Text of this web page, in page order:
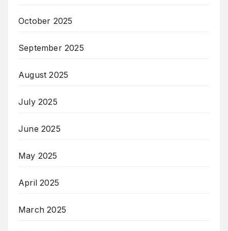
October 2025
September 2025
August 2025
July 2025
June 2025
May 2025
April 2025
March 2025